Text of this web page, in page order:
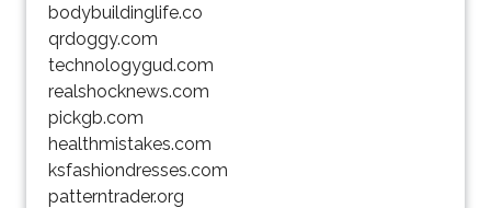
bodybuildinglife.co
qrdoggy.com
technologygud.com
realshocknews.com
pickgb.com
healthmistakes.com
ksfashiondresses.com
patterntrader.org